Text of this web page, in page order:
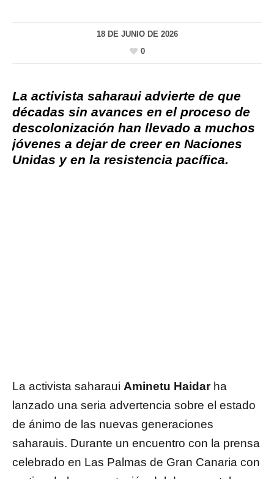
18 DE JUNIO DE 2026
0
La activista saharaui advierte de que
décadas sin avances en el proceso de
descolonización han llevado a muchos
jóvenes a dejar de creer en Naciones
Unidas y en la resistencia pacífica.
La activista saharaui Aminetu Haidarha
lanzado una seria advertencia sobre el estado
de ánimo de las nuevas generaciones
saharauis. Durante un encuentro con la prensa
celebrado en Las Palmas de Gran Canaria con